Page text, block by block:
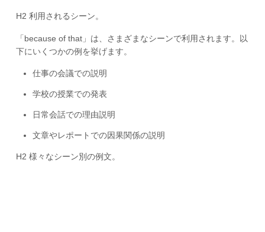
H2 利用されるシーン。
「because of that」は、さまざまなシーンで利用されます。以
下にいくつかの例を挙げます。
仕事の会議での説明
学校の授業での発表
日常会話での理由説明
文章やレポートでの因果関係の説明
H2 様々なシーン別の例文。